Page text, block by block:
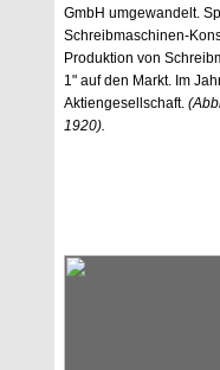
GmbH umgewandelt.
Schreibmaschinen-
Produktion von
1" auf den Markt. Im
Aktiengesellschaft.
1920).